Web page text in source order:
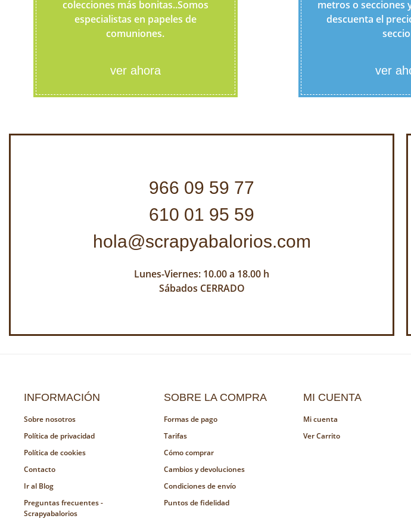
colecciones más bonitas..Somos
especialistas en papeles de
comuniones.
ver ahora
metros o secciones
descuenta el
ver
966 09 59 77
610 01 95 59
hola@scrapyabalorios.com
Lunes-Viernes: 10.00 a 18.00 h
Sábados CERRADO
INFORMACIÓN
Sobre nosotros
Política de privacidad
Política de cookies
Contacto
Ir al Blog
Preguntas frecuentes -
Scrapyabalorios
SOBRE LA COMPRA
Formas de pago
Tarifas
Cómo comprar
Cambios y devoluciones
Condiciones de envío
Puntos de fidelidad
MI CUENTA
Mi cuenta
Ver Carrito